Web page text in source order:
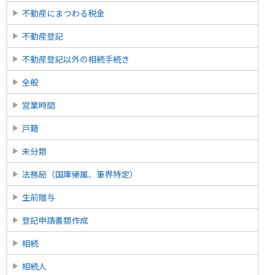
不動産にまつわる税金
不動産登記
不動産登記以外の相続手続き
全般
営業時間
戸籍
未分類
法務局（国庫帰属、筆界特定）
生前贈与
登記申請書類作成
相続
相続人